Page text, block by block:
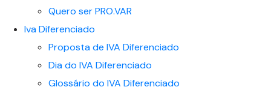
Quero ser PRO.VAR
Iva Diferenciado
Proposta de IVA Diferenciado
Dia do IVA Diferenciado
Glossário do IVA Diferenciado